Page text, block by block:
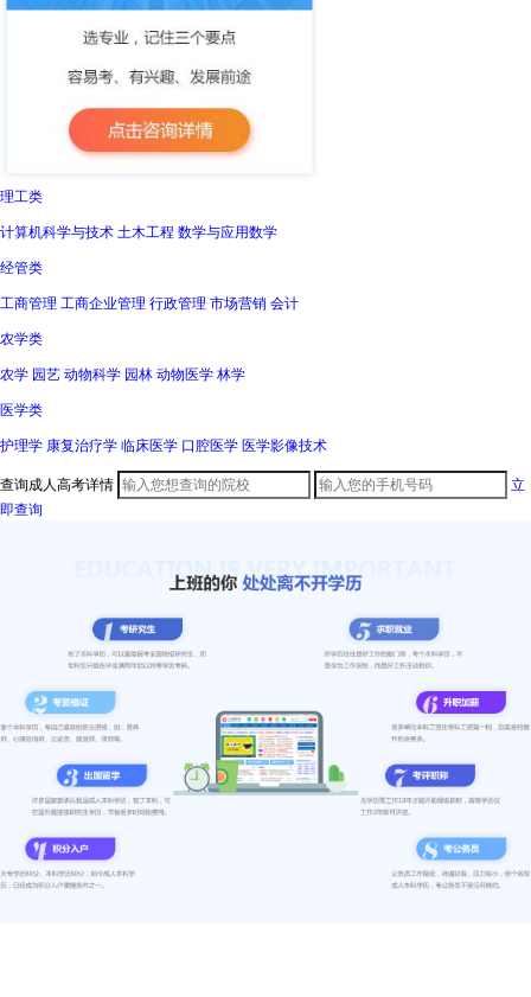
理工类
计算机科学与技术 土木工程 数学与应用数学
经管类
工商管理 工商企业管理 行政管理 市场营销 会计
农学类
农学 园艺 动物科学 园林 动物医学 林学
医学类
护理学 康复治疗学 临床医学 口腔医学 医学影像技术
查询成人高考详情
立
即查询